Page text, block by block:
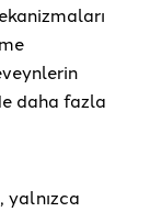
daha fazla
yalnızca